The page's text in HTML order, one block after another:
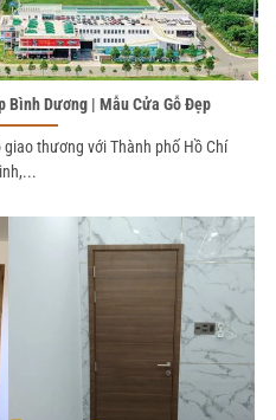
Bình Dương | Mẫu Cửa Gỗ Đẹp
thương với Thành phố Hồ Chí